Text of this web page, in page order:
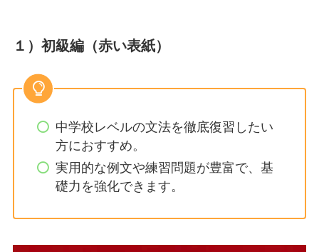
１）初級編（赤い表紙）
中学校レベルの文法を徹底復習したい
方におすすめ。
実用的な例文や練習問題が豊富で、基
礎力を強化できます。